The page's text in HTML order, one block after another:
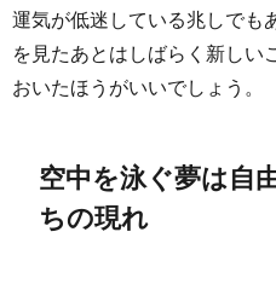
運気が低迷している兆しでも
を見たあとはしばらく新しい
おいたほうがいいでしょう。
空中を泳ぐ夢は自
ちの現れ